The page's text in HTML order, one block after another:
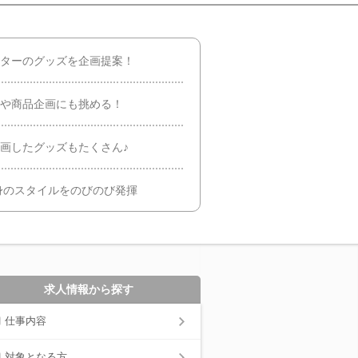
ーのグッズを企画提案！
商品企画にも挑める！
したグッズもたくさん♪
スタイルをのびのび発揮
求人情報から探す
仕事内容